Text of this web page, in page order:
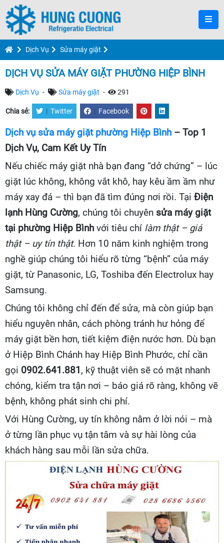
Dịch Vụ Sửa máy giặt
DỊCH VỤ SỬA MÁY GIẶT PHƯỜNG HIỆP BÌNH
Dịch Vụ - Sửa máy giặt - 291
Chia sẻ: | Twitter | Facebook
Dịch vụ sửa máy giặt phường Hiệp Bình – Top 1
Dịch Vụ, Cam Kết Uy Tín
Nếu chiếc máy giặt nhà bạn đang “dở chứng” – lúc
giặt lúc không, không vắt khô, hay kêu ầm ầm như
máy xay đá – thì bạn đã tìm đúng nơi rồi. Tại Điện
lạnh Hùng Cường, chúng tôi chuyên sửa máy giặt
tại phường Hiệp Bình với tiêu chí làm thật – giá
thật – uy tín thật. Hơn 10 năm kinh nghiệm trong
nghề giúp chúng tôi hiểu rõ từng “bệnh” của máy
giặt, từ Panasonic, LG, Toshiba đến Electrolux hay
Samsung.
Chúng tôi không chỉ đến để sửa, mà còn giúp bạn
hiểu nguyên nhân, cách phòng tránh hư hỏng để
máy giặt bền hơn, tiết kiệm điện nước hơn. Dù bạn
ở Hiệp Bình Chánh hay Hiệp Bình Phước, chỉ cần
gọi 0902.641.881 , kỹ thuật viên sẽ có mặt nhanh
chóng, kiểm tra tận nơi – báo giá rõ ràng, không vẽ
bệnh, không phát sinh chi phí.
Với Hùng Cường, uy tín không nằm ở lời nói – mà
ở từng lần phục vụ tận tâm và sự hài lòng của
khách hàng sau mỗi lần sửa chữa.